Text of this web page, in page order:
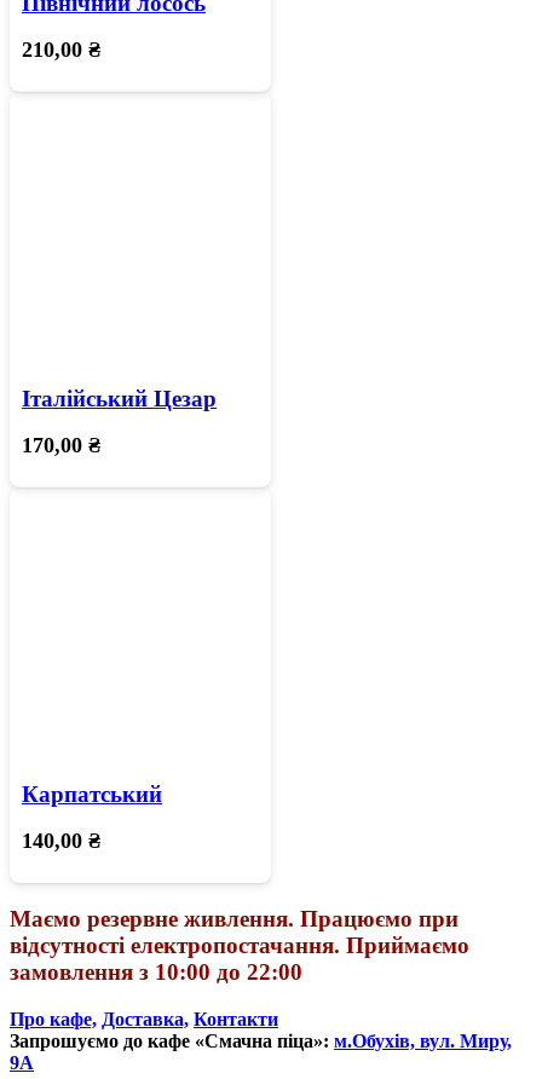
210,00 ₴
Італійський Цезар
170,00 ₴
Карпатський
140,00 ₴
Маємо резервне живлення. Працюємо при
відсутності електропостачання. Приймаємо
замовлення з 10:00 до 22:00
Про кафе, Доставка, Контакти
Запрошуємо до кафе «Смачна піца»: м.Обухів, вул. Миру,
9А